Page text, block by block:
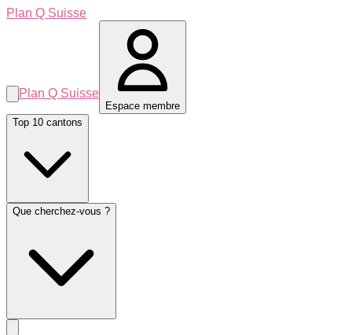
Plan Q Suisse
Plan Q Suisse
Espace membre
Top 10 cantons
Que cherchez-vous ?